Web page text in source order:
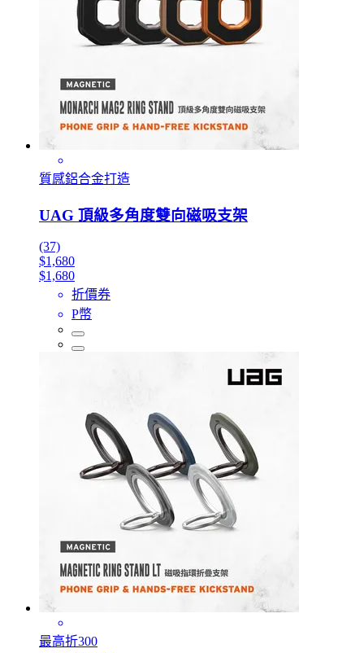
質感鋁合金打造
UAG 頂級多角度雙向磁吸支架
(37)
$1,680
$1,680
折價券
P幣
最高折300